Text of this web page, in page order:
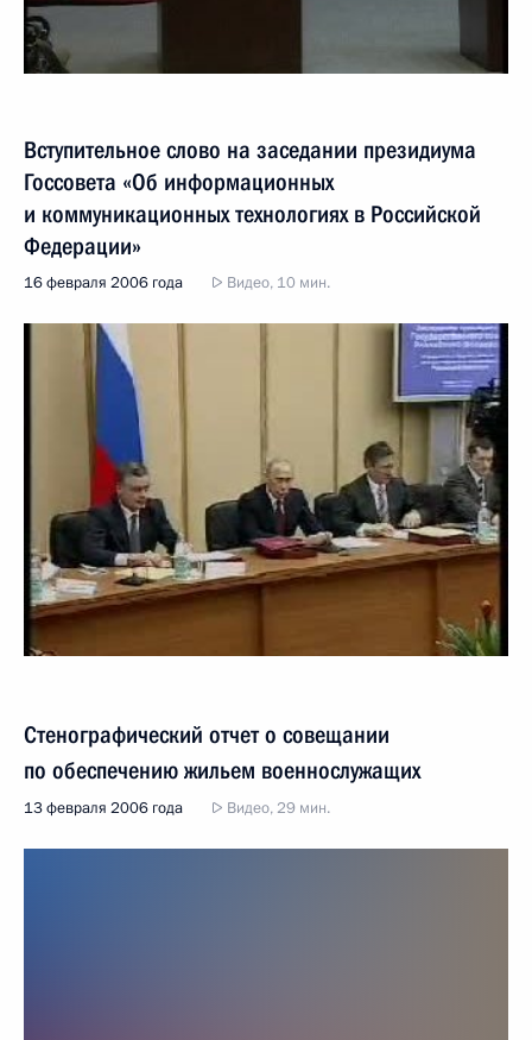
Вступительное слово на заседании президиума
Госсовета «Об информационных
и коммуникационных технологиях в Российской
Федерации»
16 февраля 2006 года Видео, 10 мин.
Стенографический отчет о совещании
по обеспечению жильем военнослужащих
13 февраля 2006 года Видео, 29 мин.